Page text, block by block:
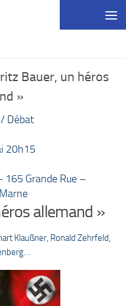
Bauer, un héros
»
Débat
20h15
165 Grande Rue –
allemand »
Klaußner, Ronald Zehrfeld,